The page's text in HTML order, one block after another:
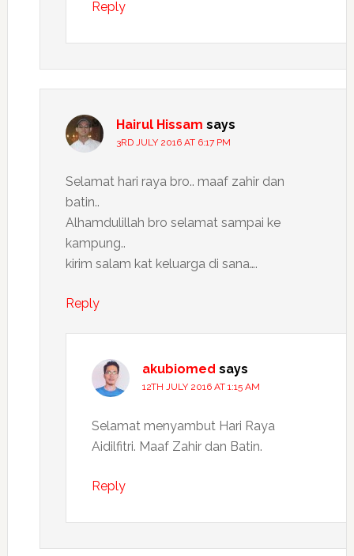
Reply
Hairul Hissam says
3RD JULY 2016 AT 6:17 PM
Selamat hari raya bro.. maaf zahir dan
batin..
Alhamdulillah bro selamat sampai ke
kampung..
kirim salam kat keluarga di sana….
Reply
akubiomed says
12TH JULY 2016 AT 1:15 AM
Selamat menyambut Hari Raya
Aidilfitri. Maaf Zahir dan Batin.
Reply